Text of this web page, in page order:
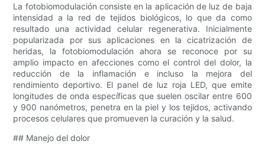
La fotobiomodulación consiste en la aplicación de luz de baja
intensidad a la red de tejidos biológicos, lo que da como
resultado una actividad celular regenerativa. Inicialmente
popularizada por sus aplicaciones en la cicatrización de
heridas, la fotobiomodulación ahora se reconoce por su
amplio impacto en afecciones como el control del dolor, la
reducción de la inflamación e incluso la mejora del
rendimiento deportivo. El panel de luz roja LED, que emite
longitudes de onda específicas que suelen oscilar entre 600
y 900 nanómetros, penetra en la piel y los tejidos, activando
procesos celulares que promueven la curación y la salud.
## Manejo del dolor